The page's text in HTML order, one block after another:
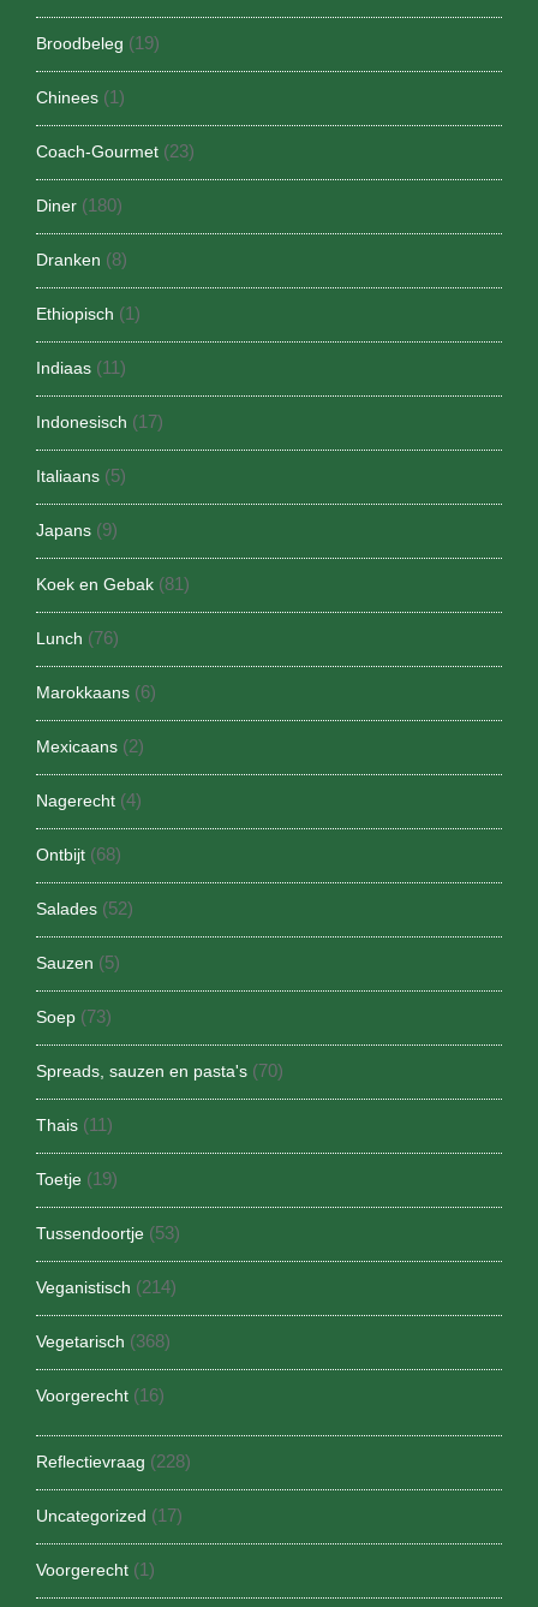
Broodbeleg (19)
Chinees (1)
Coach-Gourmet (23)
Diner (180)
Dranken (8)
Ethiopisch (1)
Indiaas (11)
Indonesisch (17)
Italiaans (5)
Japans (9)
Koek en Gebak (81)
Lunch (76)
Marokkaans (6)
Mexicaans (2)
Nagerecht (4)
Ontbijt (68)
Salades (52)
Sauzen (5)
Soep (73)
Spreads, sauzen en pasta's (70)
Thais (11)
Toetje (19)
Tussendoortje (53)
Veganistisch (214)
Vegetarisch (368)
Voorgerecht (16)
Reflectievraag (228)
Uncategorized (17)
Voorgerecht (1)